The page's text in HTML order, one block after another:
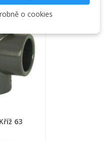
63
o cookies